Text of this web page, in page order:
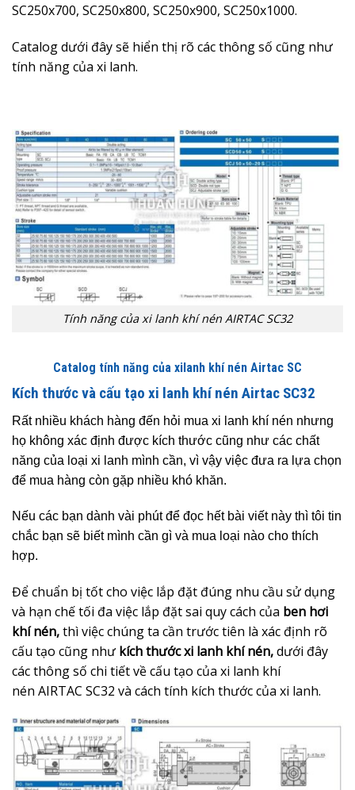
SC250x700, SC250x800, SC250x900, SC250x1000.
Catalog dưới đây sẽ hiển thị rõ các thông số cũng như
tính năng của xi lanh.
Tính năng của xi lanh khí nén AIRTAC SC32
Catalog tính năng của xilanh khí nén Airtac SC
Kích thước và cấu tạo xi lanh khí nén Airtac SC32
Rất nhiều khách hàng đến hỏi mua xi lanh khí nén nhưng
họ không xác định được kích thước cũng như các chất
năng của loại xi lanh mình cần, vì vậy việc đưa ra lựa chọn
để mua hàng còn gặp nhiều khó khăn.
Nếu các bạn dành vài phút để đọc hết bài viết này thì tôi tin
chắc bạn sẽ biết mình cần gì và mua loại nào cho thích
hợp.
Để chuẩn bị tốt cho việc lắp đặt đúng nhu cầu sử dụng
và hạn chế tối đa việc lắp đặt sai quy cách của ben hơi
khí nén,thì việc chúng ta cần trước tiên là xác định rõ
cấu tạo cũng như kích thước xi lanh khí nén,dưới đây
các thông số chi tiết về cấu tạo của xi lanh khí
nén AIRTAC SC32 và cách tính kích thước của xi lanh.